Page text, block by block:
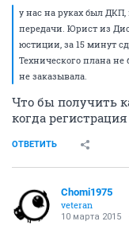
у нас на руках был
передачи. Юрист из
юстиции, за 15 минут
Технического плана
не заказывала.
Что бы получить
когда
ОТВЕТИТЬ
Chomi1975
veteran
10 марта 2015